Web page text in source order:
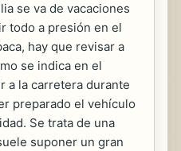
se va de vacaciones
todo a presión en el
hay que revisar a
se indica en el
a la carretera durante
preparado el vehículo
Se trata de una
suponer un gran